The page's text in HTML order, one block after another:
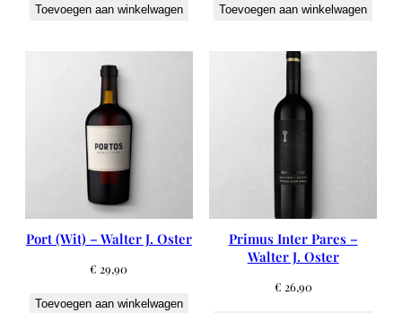
Toevoegen aan winkelwagen Toevoegen aan winkelwagen
Port (Wit) – Walter J. Oster
€ 29,90
Toevoegen aan winkelwagen
Primus Inter Pares –
Walter J. Oster
€ 26,90